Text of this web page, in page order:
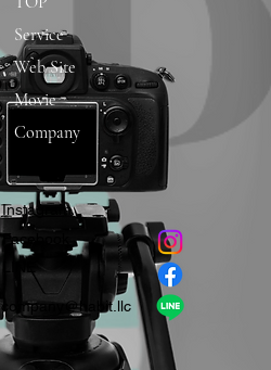
Service
Web Site
Movie
Company
Instagram
​Facebook
company＠habit.llc